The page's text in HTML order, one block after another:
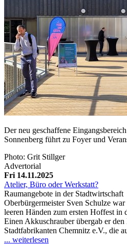
Der neu geschaffene
Sonnenberg führt zu Foyer und
Photo: Grit Stillger
Advertorial
Fri 14.11.2025
Atelier, Büro oder Werkstatt?
Raumangebote in der Stadtwirtschaft
Oberbürgermeister Sven Schulze
leeren Händen zum ersten Hoffest in
Einen Akkuschrauber übergab er
Stadtfabrikanten Chemnitz e.V., die
... weiterlesen